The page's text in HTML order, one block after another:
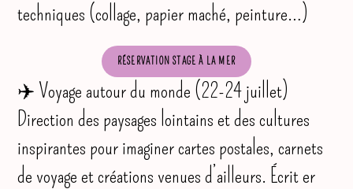
techniques (collage, papier maché, peinture…)
RÉSERVATION STAGE À LA MER
✈️ Voyage autour du monde (22-24 juillet)
Direction des paysages lointains et des cultures
inspirantes pour imaginer cartes postales, carnets
de voyage et créations venues d’ailleurs. Écrit er